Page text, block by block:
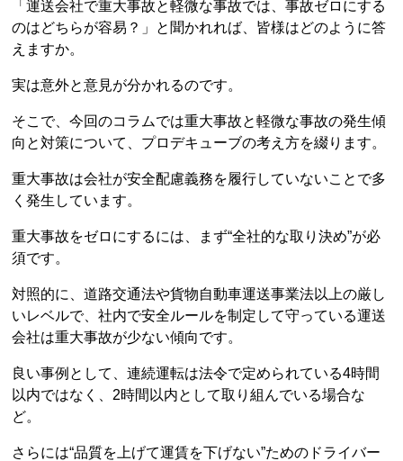
「運送会社で重大事故と軽微な事故では、事故ゼロにする
のはどちらが容易？」と聞かれれば、皆様はどのように答
えますか。
実は意外と意見が分かれるのです。
そこで、今回のコラムでは重大事故と軽微な事故の発生傾
向と対策について、プロデキューブの考え方を綴ります。
重大事故は会社が安全配慮義務を履行していないことで多
く発生しています。
重大事故をゼロにするには、まず“全社的な取り決め”が必
須です。
対照的に、道路交通法や貨物自動車運送事業法以上の厳し
いレベルで、社内で安全ルールを制定して守っている運送
会社は重大事故が少ない傾向です。
良い事例として、連続運転は法令で定められている4時間
以内ではなく、2時間以内として取り組んでいる場合な
ど。
さらには“品質を上げて運賃を下げない”ためのドライバー